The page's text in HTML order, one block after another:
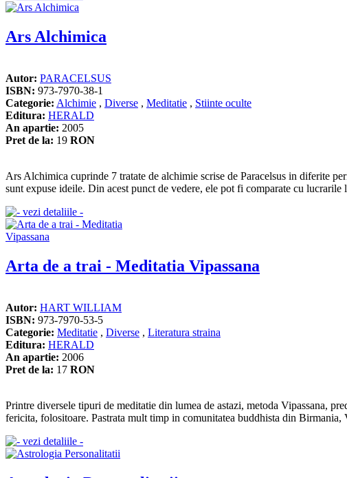
Ars Alchimica
Autor: PARACELSUS
ISBN: 973-7970-38-1
Categorie: Alchimie , Diverse , Meditatie , Stiinte oculte
Editura: HERALD
An apartie: 2005
Pret de la: 19 RON
Ars Alchimica cuprinde 7 tratate de alchimie scrise de Paracelsus in diferite
sunt expuse ideile. Din acest punct de vedere, ele pot fi comparate cu
Arta de a trai - Meditatia Vipassana
Autor: HART WILLIAM
ISBN: 973-7970-53-5
Categorie: Meditatie , Diverse , Literatura straina
Editura: HERALD
An apartie: 2006
Pret de la: 17 RON
Printre diversele tipuri de meditatie din lumea de astazi, metoda Vipassana,
fericita, folositoare. Pastrata mult timp in comunitatea buddhista din Birmania,